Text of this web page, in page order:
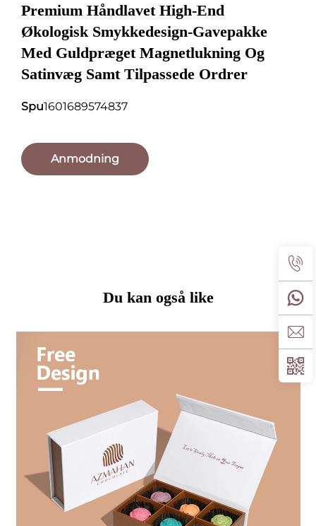
Premium Håndlavet High-End
Økologisk Smykkedesign-Gavepakke
Med Guldpræget Magnetlukning Og
Satinvæg Samt Tilpassede Ordrer
Spu1601689574837
Anmodning
Du kan også like